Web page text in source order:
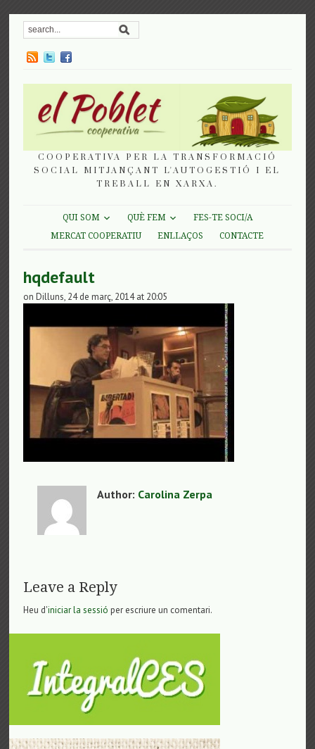
COOPERATIVA PER LA TRANSFORMACIÓ
SOCIAL MITJANÇANT L'AUTOGESTIÓ I EL
TREBALL EN XARXA.
QUI SOM QUÈ FEM
FES-TE SOCI/A
MERCAT COOPERATIU
ENLLAÇOS CONTACTE
hqdefault
on Dilluns, 24 de març, 2014 at 20:05
Author: Carolina Zerpa
Leave a Reply
Heu d'iniciar la sessió per escriure un comentari.